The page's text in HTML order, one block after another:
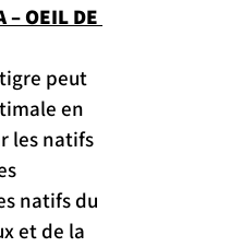
– OEIL DE
peut
en
les natifs
natifs du
et de la